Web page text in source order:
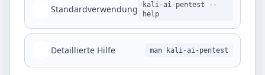
Standardverwendung
kali-ai-pentest --
help
Detaillierte Hilfe man kali-ai-pentest